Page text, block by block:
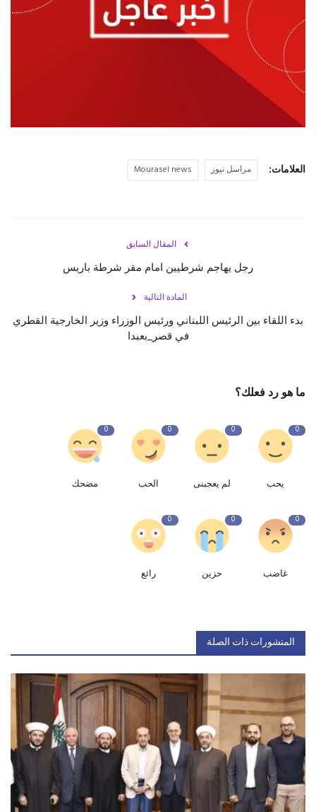
حياة
العلامات: مراسل نيوز Mourasel news
المقال السابق
رجل يهاجم شرطيين امام مقر شرطة باريس
المادة التالية
بدء اللقاء بين الرئيس اللبناني ورئيس الوزراء وزير الخارجية القطري
في ‎قصر_بعبدا
ما هو رد فعلك؟
0
يحب
0
لم يعجبنى
0
الحب
0
مضحك
0
غاضب
0
حزين
0
رائع
المنشورات ذات الصلة